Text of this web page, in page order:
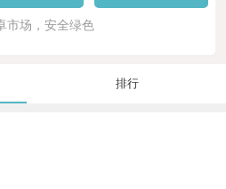
市场，安全绿色
排行